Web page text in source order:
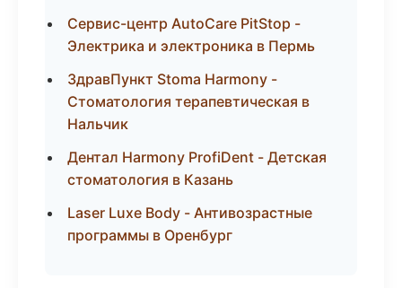
Сервис-центр AutoCare PitStop -
Электрика и электроника в Пермь
ЗдравПункт Stoma Harmony -
Стоматология терапевтическая в
Нальчик
Дентал Harmony ProfiDent - Детская
стоматология в Казань
Laser Luxe Body - Антивозрастные
программы в Оренбург